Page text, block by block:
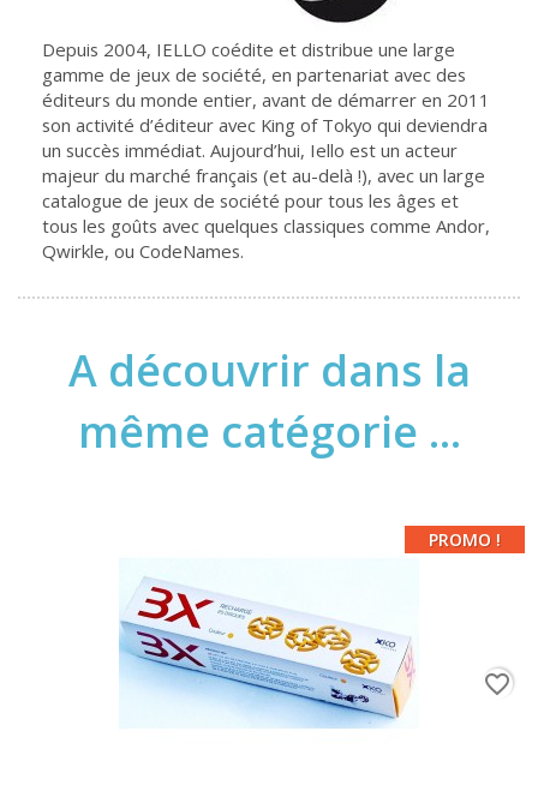
Depuis 2004, IELLO coédite et distribue une large
gamme de jeux de société, en partenariat avec des
éditeurs du monde entier, avant de démarrer en 2011
son activité d’éditeur avec King of Tokyo qui deviendra
un succès immédiat. Aujourd’hui, Iello est un acteur
majeur du marché français (et au-delà !), avec un large
catalogue de jeux de société pour tous les âges et
tous les goûts avec quelques classiques comme Andor,
Qwirkle, ou CodeNames.
A découvrir dans la
même catégorie ...
PROMO !
favorite_border